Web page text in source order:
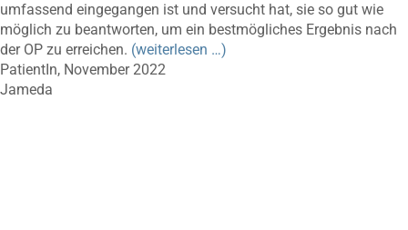
umfassend eingegangen ist und versucht hat, sie so gut wie
möglich zu beantworten, um ein bestmögliches Ergebnis nach
der OP zu erreichen. (weiterlesen …)
PatientIn, November 2022
Jameda